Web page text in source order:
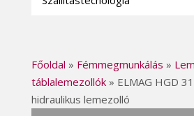
Főoldal » Fémmegmunkálás »
táblalemezollók» ELMAG HGD
hidraulikus lemezolló